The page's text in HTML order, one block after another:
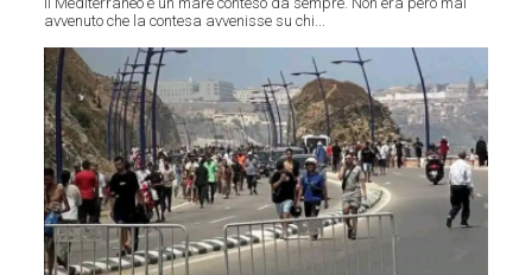
avvenuto che la contesa avvenisse su chi...